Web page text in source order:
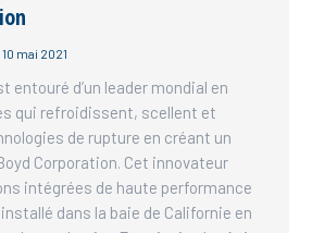
10 mai 2021
entouré d’un leader mondial en
qui refroidissent, scellent et
de rupture en créant un
Corporation. Cet innovateur
intégrées de haute performance
dans la baie de Californie en